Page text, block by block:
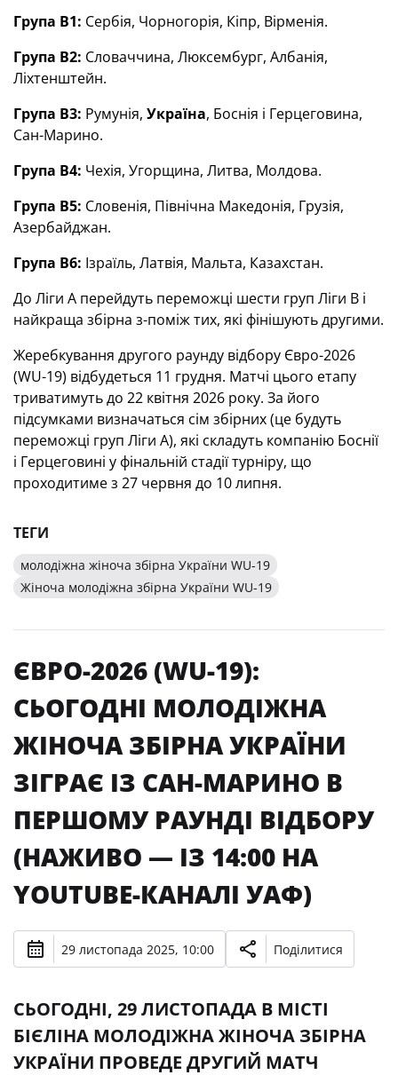
Група В1: Сербія, Чорногорія, Кіпр, Вірменія.
Група В2: Словаччина, Люксембург, Албанія,
Ліхтенштейн.
Група В3: Румунія, Україна, Боснія і Герцеговина,
Сан-Марино.
Група В4: Чехія, Угорщина, Литва, Молдова.
Група В5: Словенія, Північна Македонія, Грузія,
Азербайджан.
Група В6: Ізраїль, Латвія, Мальта, Казахстан.
До Ліги А перейдуть переможці шести груп Ліги В і
найкраща збірна з-поміж тих, які фінішують другими.
Жеребкування другого раунду відбору Євро-2026
(WU-19) відбудеться 11 грудня. Матчі цього етапу
триватимуть до 22 квітня 2026 року. За його
підсумками визначаться сім збірних (це будуть
переможці груп Ліги А), які складуть компанію Боснії
і Герцеговині у фінальній стадії турніру, що
проходитиме з 27 червня до 10 липня.
ТЕГИ
молодіжна жіноча збірна України WU-19
Жіноча молодіжна збірна України WU-19
ЄВРО-2026 (WU-19):
СЬОГОДНІ МОЛОДІЖНА
ЖІНОЧА ЗБІРНА УКРАЇНИ
ЗІГРАЄ ІЗ САН-МАРИНО В
ПЕРШОМУ РАУНДІ ВІДБОРУ
(НАЖИВО — ІЗ 14:00 НА
YOUTUBE-КАНАЛІ УАФ)
29 листопада 2025, 10:00 Поділитися
СЬОГОДНІ, 29 ЛИСТОПАДА В МІСТІ
БІЄЛІНА МОЛОДІЖНА ЖІНОЧА ЗБІРНА
УКРАЇНИ ПРОВЕДЕ ДРУГИЙ МАТЧ